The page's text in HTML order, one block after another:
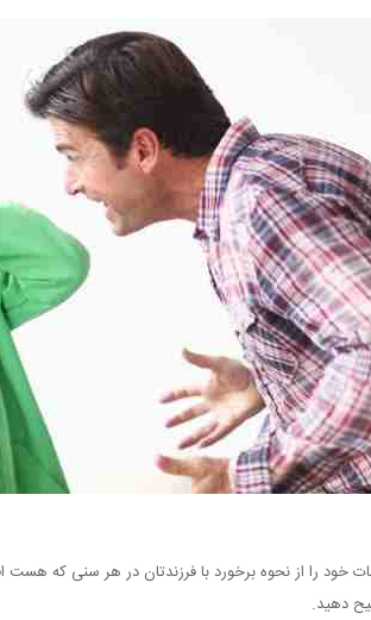
خود را از نحوه برخورد با فرزندتان در هر سنی که
دهید.